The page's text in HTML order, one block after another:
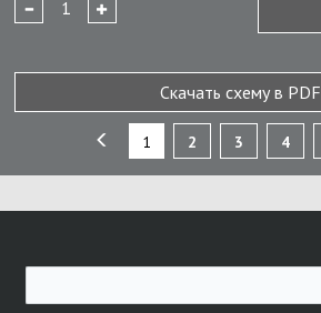
Скачать схему в PDF
1 2 3 4